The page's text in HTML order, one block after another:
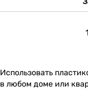
1
Использовать
в любом доме или